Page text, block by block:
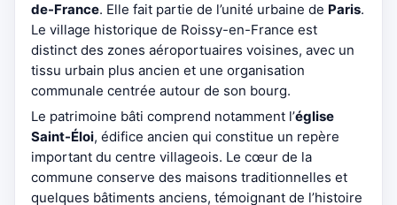
de-France. Elle fait partie de l’unité urbaine de Paris.
Le village historique de Roissy-en-France est
distinct des zones aéroportuaires voisines, avec un
tissu urbain plus ancien et une organisation
communale centrée autour de son bourg.
Le patrimoine bâti comprend notamment l’église
Saint-Éloi, édifice ancien qui constitue un repère
important du centre villageois. Le cœur de la
commune conserve des maisons traditionnelles et
quelques bâtiments anciens, témoignant de l’histoire